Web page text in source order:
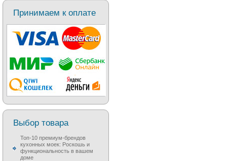
Принимаем к оплате
Выбор товара
Топ-10 премиум-брендов
кухонных моек: Роскошь и
функциональность в вашем
доме